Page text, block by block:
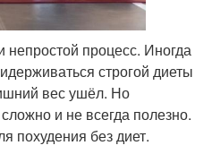
процесс. Иногда
строгой диеты
вес ушёл. Но
и не всегда полезно.
похудения без диет.